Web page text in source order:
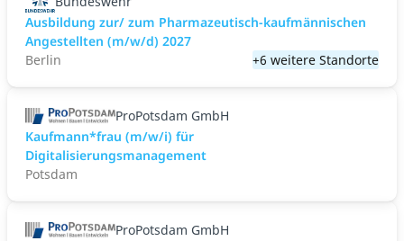
Ausbildung zur/ zum Pharmazeutisch-kaufmännischen
Angestellten (m/w/d) 2027
Berlin
+6 weitere Standorte
ProPotsdam GmbH
Kaufmann*frau (m/w/i) für
Digitalisierungsmanagement
Potsdam
ProPotsdam GmbH